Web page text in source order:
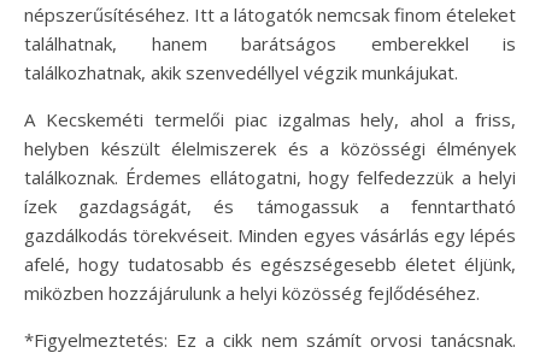
népszerűsítéséhez. Itt a látogatók nemcsak finom ételeket
találhatnak, hanem barátságos emberekkel is
találkozhatnak, akik szenvedéllyel végzik munkájukat.
A Kecskeméti termelői piac izgalmas hely, ahol a friss,
helyben készült élelmiszerek és a közösségi élmények
találkoznak. Érdemes ellátogatni, hogy felfedezzük a helyi
ízek gazdagságát, és támogassuk a fenntartható
gazdálkodás törekvéseit. Minden egyes vásárlás egy lépés
afelé, hogy tudatosabb és egészségesebb életet éljünk,
miközben hozzájárulunk a helyi közösség fejlődéséhez.
*Figyelmeztetés: Ez a cikk nem számít orvosi tanácsnak.